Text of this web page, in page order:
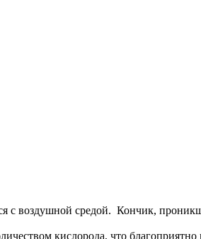
с воздушной средой. Кончик,
кислорода, что благоприятно